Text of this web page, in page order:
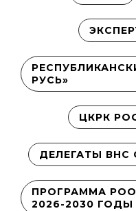
РУСЬ»
ЦКРК
ДЕЛЕГАТЫ ВНС
ПРОГРАММА РОО
2026-2030 ГОДЫ